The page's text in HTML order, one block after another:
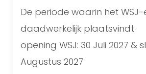
De periode waarin het
daadwerkelijk plaatsvindt
opening WSJ: 30 Juli 2027 &
Augustus 2027